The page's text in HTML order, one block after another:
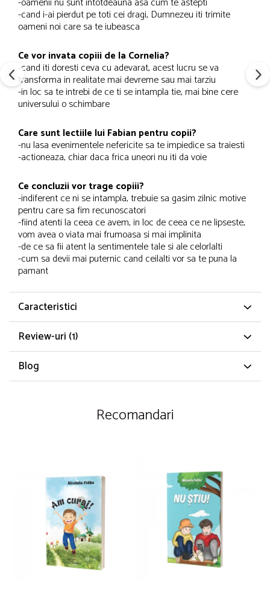
-cand i-ai pierdut pe toti cei dragi, Dumnezeu iti trimite
oameni noi care sa te iubeasca
Ce vor invata copiii de la Cornelia?
-cand iti doresti ceva cu adevarat, acest lucru se va
transforma in realitate mai devreme sau mai tarziu
-in loc sa te intrebi de ce ti se intampla tie, mai bine cere
universului o schimbare
Care sunt lectiile lui Fabian pentru copii?
-nu lasa evenimentele nefericite sa te impiedice sa traiesti
-actioneaza, chiar daca frica uneori nu iti da voie
Ce concluzii vor trage copiii?
-indiferent ce ni se intampla, trebuie sa gasim zilnic motive
pentru care sa fim recunoscatori
-fiind atenti la ceea ce avem, in loc de ceea ce ne lipseste,
vom avea o viata mai frumoasa si mai implinita
-de ce sa fii atent la sentimentele tale si ale celorlalti
-cum sa devii mai puternic cand ceilalti vor sa te puna la
pamant
Caracteristici
Review-uri (1)
Blog
Recomandari